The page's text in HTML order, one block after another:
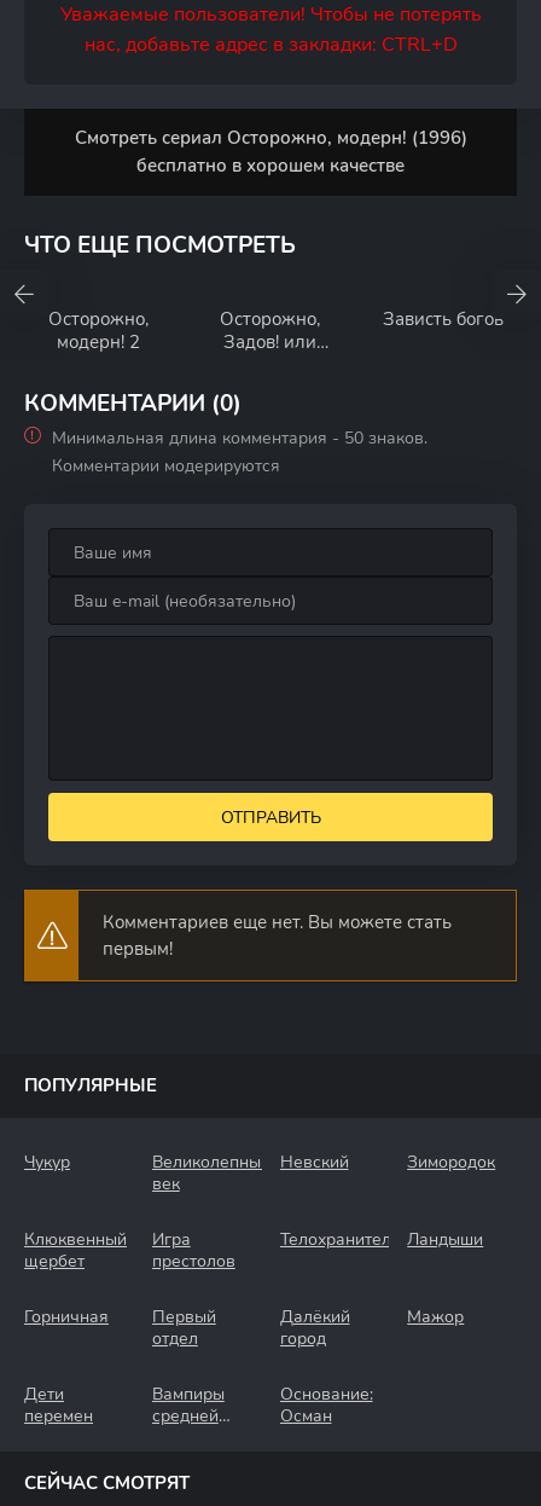
Уважаемые пользователи! Чтобы не потерять
нас, добавьте адрес в закладки: CTRL+D
Смотреть сериал Осторожно, модерн! (1996)
бесплатно в хорошем качестве
ЧТО ЕЩЕ ПОСМОТРЕТЬ
Осторожно,
модерн! 2
Осторожно,
Задов! или
прапорщика
Зависть богов
КОММЕНТАРИИ (0)
Минимальная длина комментария - 50 знаков.
Комментарии модерируются
ОТПРАВИТЬ
Комментариев еще нет. Вы можете стать
первым!
ПОПУЛЯРНЫЕ
Чукур
Великолепный
век
Невский Зимородок
Клюквенный
щербет
Игра
престолов
Телохранители Ландыши
Горничная
Первый
отдел
Далёкий
город
Мажор
Дети
перемен
Вампиры
средней
Основание:
Осман
СЕЙЧАС СМОТРЯТ